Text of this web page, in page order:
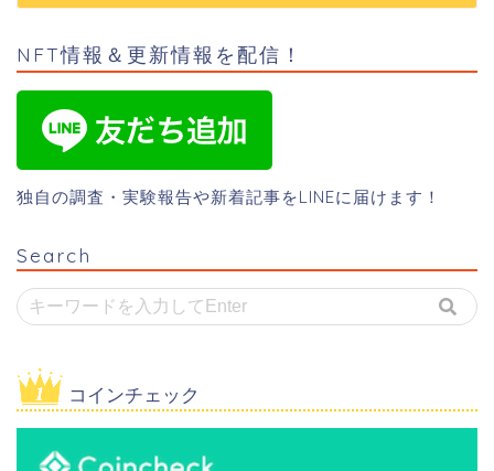
NFT情報＆更新情報を配信！
独自の調査・実験報告や新着記事をLINEに届けます！
Search
コインチェック